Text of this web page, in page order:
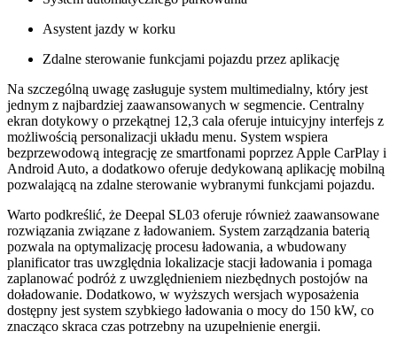
Asystent jazdy w korku
Zdalne sterowanie funkcjami pojazdu przez aplikację
Na szczególną uwagę zasługuje system multimedialny, który jest
jednym z najbardziej zaawansowanych w segmencie. Centralny
ekran dotykowy o przekątnej 12,3 cala oferuje intuicyjny interfejs z
możliwością personalizacji układu menu. System wspiera
bezprzewodową integrację ze smartfonami poprzez Apple CarPlay i
Android Auto, a dodatkowo oferuje dedykowaną aplikację mobilną
pozwalającą na zdalne sterowanie wybranymi funkcjami pojazdu.
Warto podkreślić, że Deepal SL03 oferuje również zaawansowane
rozwiązania związane z ładowaniem. System zarządzania baterią
pozwala na optymalizację procesu ładowania, a wbudowany
planificator tras uwzględnia lokalizacje stacji ładowania i pomaga
zaplanować podróż z uwzględnieniem niezbędnych postojów na
doładowanie. Dodatkowo, w wyższych wersjach wyposażenia
dostępny jest system szybkiego ładowania o mocy do 150 kW, co
znacząco skraca czas potrzebny na uzupełnienie energii.